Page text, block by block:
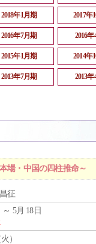
2018年1月期 2017年
2016年7月期 2016
2015年1月期 2014年
2013年7月期 2013
場・中国の四柱推命～
征
～ 5月 18日
火 ）